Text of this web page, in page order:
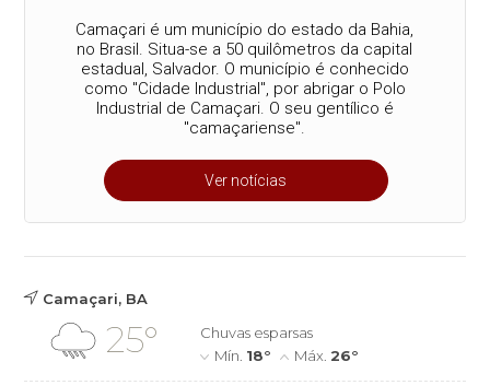
Camaçari é um município do estado da Bahia,
no Brasil. Situa-se a 50 quilômetros da capital
estadual, Salvador. O município é conhecido
como "Cidade Industrial", por abrigar o Polo
Industrial de Camaçari. O seu gentílico é
"camaçariense".
Ver notícias
Camaçari, BA
25°
Chuvas esparsas
Mín. 18° Máx.26°